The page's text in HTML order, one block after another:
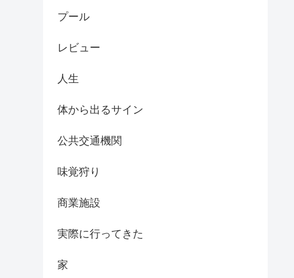
プール
レビュー
人生
体から出るサイン
公共交通機関
味覚狩り
商業施設
実際に行ってきた
家